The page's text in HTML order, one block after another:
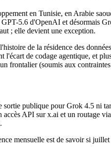
en Tunisie, en Arabie
5.6 d'OpenAI et désormais
; elle devient une exception.
de la résidence des
l'écart de codage agentique, et
frontalier (soumis aux
publique pour Grok 4.5 ni
accès API sur x.ai et un routage
mensuelle est de savoir si